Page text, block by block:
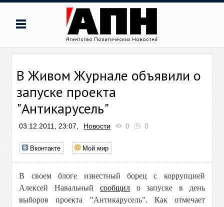
В Живом Журнале объявили о
запуске проекта
"Антикарусель"
03.12.2011, 23:07, Новости 0 0
Вконтакте Мой мир
В своем блоге известный борец с коррупцией
Алексей Навальный сообщило запуске в день
выборов проекта "Антикарусель". Как отмечает